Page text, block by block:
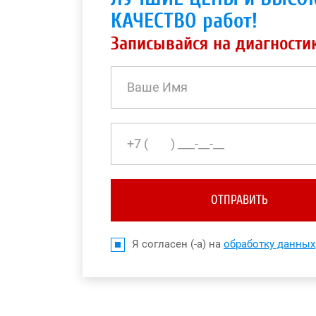
КАЧЕСТВО работ!
Записывайся на
ОТПРАВИТЬ
Я согласен (-а) на обработку данных